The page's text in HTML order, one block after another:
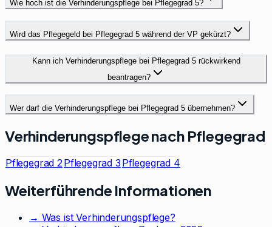
Wie hoch ist die Verhinderungspflege bei Pflegegrad 5?
Wird das Pflegegeld bei Pflegegrad 5 während der VP gekürzt?
Kann ich Verhinderungspflege bei Pflegegrad 5 rückwirkend
beantragen?
Wer darf die Verhinderungspflege bei Pflegegrad 5 übernehmen?
Verhinderungspflege nach Pflegegrad
Pflegegrad2Pflegegrad 3Pflegegrad 4
Weiterführende Informationen
→ Was ist Verhinderungspflege?